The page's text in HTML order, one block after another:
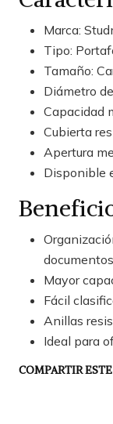
Marca:
Tipo:
Tamaño:
Diámetro
Capacidad
Cubierta
Apertura
Disponible
Mayor
Fácil
Anillas
Ideal para
COMPARTIR